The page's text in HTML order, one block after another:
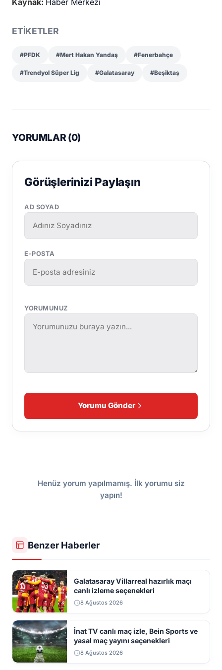
ETİKETLER
#PFDK #Mert Hakan Yandaş #Fenerbahçe
#Trendyol Süper Lig #Galatasaray #Beşiktaş
YORUMLAR (0)
Görüşlerinizi Paylaşın
AD SOYAD
E-POSTA
YORUMUNUZ
Yorumu Gönder
Henüz yorum yapılmamış. İlk yorumu siz
yapın!
Benzer Haberler
Galatasaray Villarreal hazırlık maçı
canlı izleme seçenekleri
8 Ağustos 2026
İnat TV canlı maç izle, Bein Sports ve
yasal maç yayını seçenekleri
8 Ağustos 2026